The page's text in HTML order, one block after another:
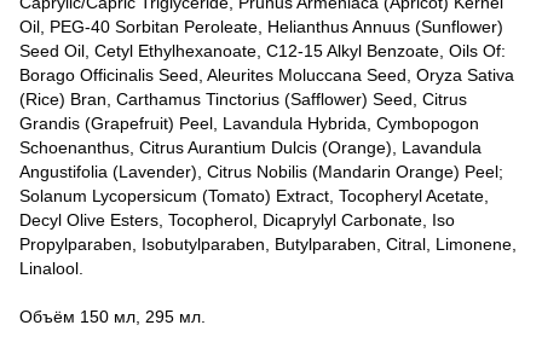
Oil, PEG-40 Sorbitan Peroleate, Helianthus Annuus (Sunflower)
Seed Oil, Cetyl Ethylhexanoate, C12-15 Alkyl Benzoate, Oils Of:
Borago Officinalis Seed, Aleurites Moluccana Seed, Oryza Sativa
(Rice) Bran, Carthamus Tinctorius (Safflower) Seed, Citrus
Grandis (Grapefruit) Peel, Lavandula Hybrida, Cymbopogon
Schoenanthus, Citrus Aurantium Dulcis (Orange), Lavandula
Angustifolia (Lavender), Citrus Nobilis (Mandarin Orange) Peel;
Solanum Lycopersicum (Tomato) Extract, Tocopheryl Acetate,
Decyl Olive Esters, Tocopherol, Dicaprylyl Carbonate, Iso
Propylparaben, Isobutylparaben, Butylparaben, Citral, Limonene,
Linalool.
Объём 150 мл, 295 мл.